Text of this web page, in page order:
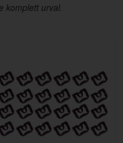
komplett urval.